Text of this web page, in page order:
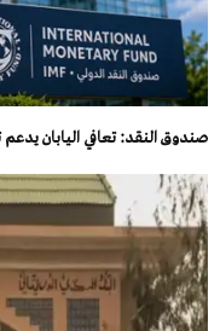
صندوق النقد: تعافي اليابان